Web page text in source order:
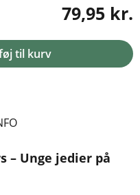
79,95 kr.
til kurv
– Unge jedier på